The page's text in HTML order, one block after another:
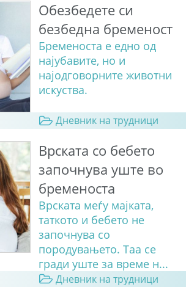
Обезбедете си
безбедна бременост
Бременоста е едно од
најубавите, но и
најодговорните животни
искуства.
Дневник на трудници
Врската со бебето
започнува уште во
бременоста
Врската меѓу мајката,
таткото и бебето не
започнува со
породувањето. Таа се
гради уште за време н...
Дневник на трудници